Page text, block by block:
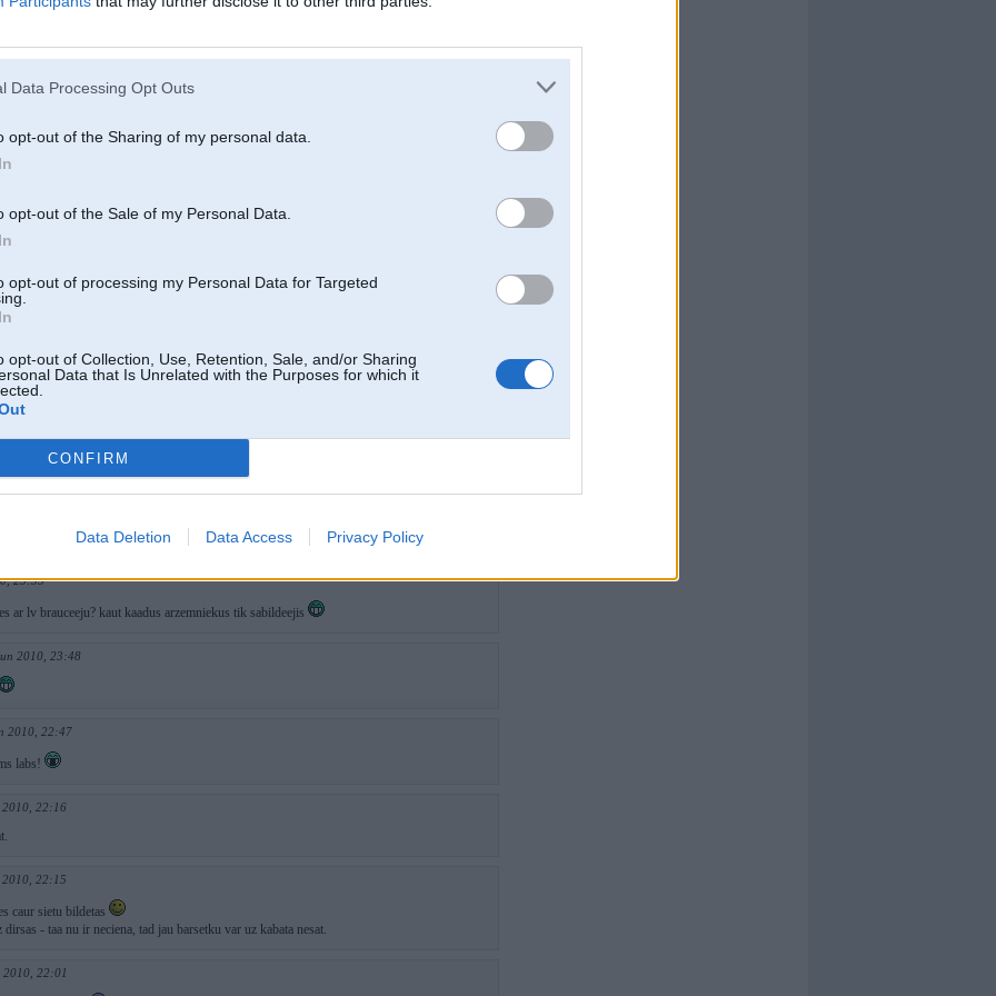
Data Processing Opt Outs
opt-out of the Sharing of my personal data.
opt-out of the Sale of my Personal Data.
opt-out of processing my Personal Data for Targeted
opt-out of Collection, Use, Retention, Sale, and/or Sharing
Data that Is Unrelated with the Purposes for which it
CONFIRM
Data Deletion Data Access Privacy Policy
bet varēji tak H. Šlegelmilhu sabildēt un tauatai atrādīt
00:26
info -http://www.f1.lv/public/41658.html
sagadīšanās pēc. Un arī par Gotss tēvu neko nezinu
bildees ticis,taksh to viss ok
23:53
ar lv brauceeju? kaut kaadus arzemniekus tik sabildeejis
2010, 23:48
2010, 22:47
labs!
22:16
22:15
caur sietu bildetas
- taa nu ir neciena, tad jau barsetku var uz kabata nesat.
2010, 22:01